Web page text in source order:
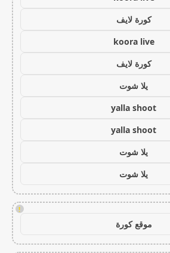
كورة لايف
koora live
كورة لايف
يلا شوت
yalla shoot
yalla shoot
يلا شوت
يلا شوت
!
موقع كورة